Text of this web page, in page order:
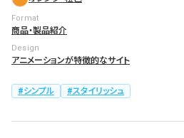
Format
商品・製品紹介
Design
アニメーションが特徴的なサイト
シンプル スタイリッシュ